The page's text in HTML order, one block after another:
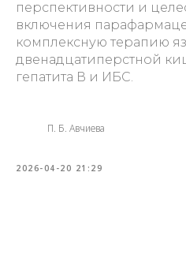
перспективности и
включения
комплексную терапию
двенадцатиперстной
гепатита В и ИБС.
П. Б. Авчиева
2026-04-20 21:29